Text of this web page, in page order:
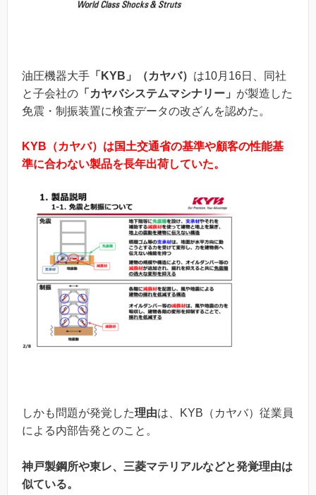
油圧機器大手 「KYB」（カヤバ） は10月16日、同社
と子会社の 「カヤバシステムマシナリー」 が製造した
免震・制振装置に検査データの改ざんを認めた。
KYB（カヤバ）は国土交通省の基準や顧客の性能基
準に合わない製品を長年出荷していた。
しかも問題が発覚した理由は、KYB（カヤバ）従業員
による内部告発とのこと。
神戸製鋼所や東レ、三菱マテリアルなどと発覚理由は
似ている。